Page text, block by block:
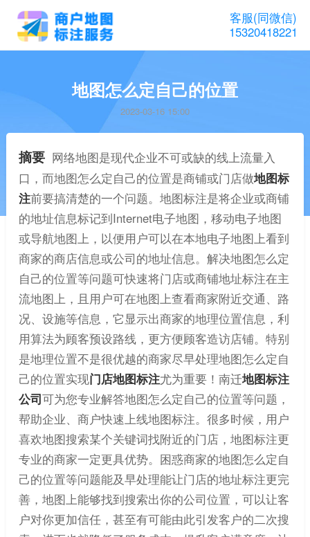
客服(同微信)
15320418221
地图怎么定自己的位置
2023-03-16 15:00
摘要 网络地图是现代企业不可或缺的线上流量入
口，而地图怎么定自己的位置是商铺或门店做地图标
注前要搞清楚的一个问题。地图标注是将企业或商铺
的地址信息标记到Internet电子地图，移动电子地图
或导航地图上，以便用户可以在本地电子地图上看到
商家的商店信息或公司的地址信息。解决地图怎么定
自己的位置等问题可快速将门店或商铺地址标注在主
流地图上，且用户可在地图上查看商家附近交通、路
况、设施等信息，它显示出商家的地理位置信息，利
用算法为顾客预设路线，更方便顾客造访店铺。特别
是地理位置不是很优越的商家尽早处理地图怎么定自
己的位置实现门店地图标注尤为重要！南迁地图标注
公司可为您专业解答地图怎么定自己的位置等问题，
帮助企业、商户快速上线地图标注。很多时候，用户
喜欢地图搜索某个关键词找附近的门店，地图标注更
专业的商家一定更具优势。困惑商家的地图怎么定自
己的位置等问题能及早处理能让门店的地址标注更完
善，地图上能够找到搜索出你的公司位置，可以让客
户对你更加信任，甚至有可能由此引发客户的二次搜